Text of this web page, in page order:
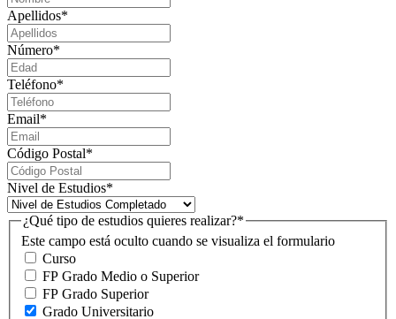
Apellidos*
Número*
Teléfono*
Email*
Código Postal*
Nivel de Estudios*
Este campo está oculto cuando se visualiza el formulario
¿Qué tipo de estudios quieres realizar?*
Curso
FP Grado Medio o Superior
FP Grado Superior
Grado Universitario